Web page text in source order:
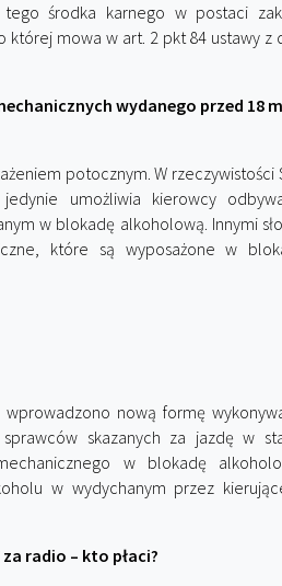
środka karnego w postaci
mowa w art. 2 pkt 84 ustawy z
wydanego przed 18
potocznym. W rzeczywistości
umożliwia kierowcy
w blokadę alkoholową. Innymi
które są wyposażone w
nową formę
skazanych za jazdę w
w blokadę
w wydychanym przez
radio – kto płaci?